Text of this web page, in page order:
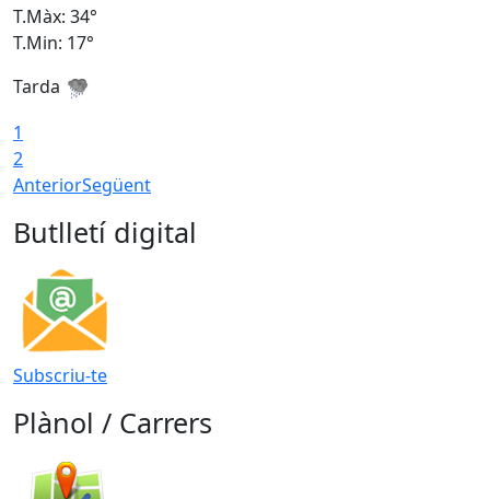
T.Màx: 34°
T.Min: 17°
Tarda
1
2
AnteriorSegüent
Butlletí digital
Subscriu-te
Plànol / Carrers